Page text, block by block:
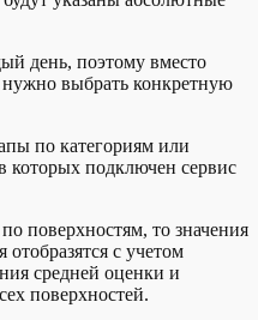
день, поэтому вместо
выбрать конкретную
по категориям или
которых подключен сервис
поверхностям, то значения
с учетом
средней оценки и
поверхностей.